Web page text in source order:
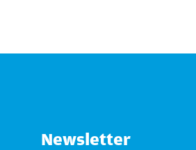
Newsletter